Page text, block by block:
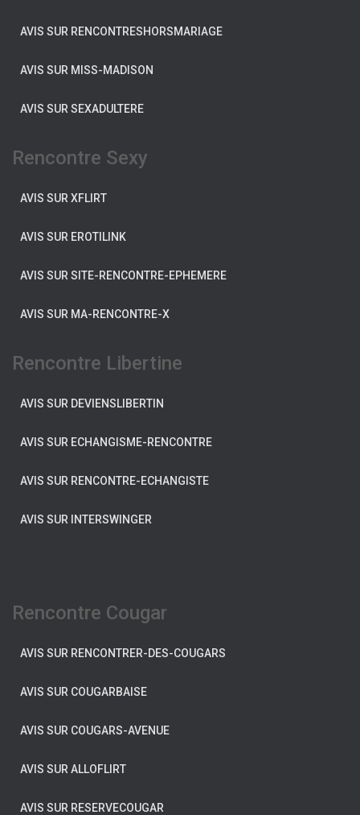
AVIS SUR RENCONTRESHORSMARIAGE
AVIS SUR MISS-MADISON
AVIS SUR SEXADULTERE
Rencontre Sexy
AVIS SUR XFLIRT
AVIS SUR EROTILINK
AVIS SUR SITE-RENCONTRE-EPHEMERE
AVIS SUR MA-RENCONTRE-X
Rencontre Libertine
AVIS SUR DEVIENSLIBERTIN
AVIS SUR ECHANGISME-RENCONTRE
AVIS SUR RENCONTRE-ECHANGISTE
AVIS SUR INTERSWINGER
Rencontre Cougar
AVIS SUR RENCONTRER-DES-COUGARS
AVIS SUR COUGARBAISE
AVIS SUR COUGARS-AVENUE
AVIS SUR ALLOFLIRT
AVIS SUR RESERVECOUGAR